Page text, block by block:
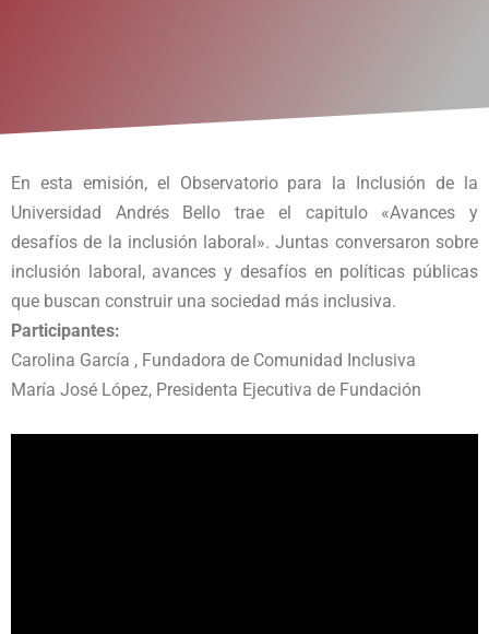
En esta emisión, el Observatorio para la Inclusión de la
Universidad Andrés Bello trae el capitulo «Avances y
desafíos de la inclusión laboral». Juntas conversaron sobre
inclusión laboral, avances y desafíos en políticas públicas
que buscan construir una sociedad más inclusiva.
Participantes:
Carolina García , Fundadora de Comunidad Inclusiva
María José López, Presidenta Ejecutiva de Fundación